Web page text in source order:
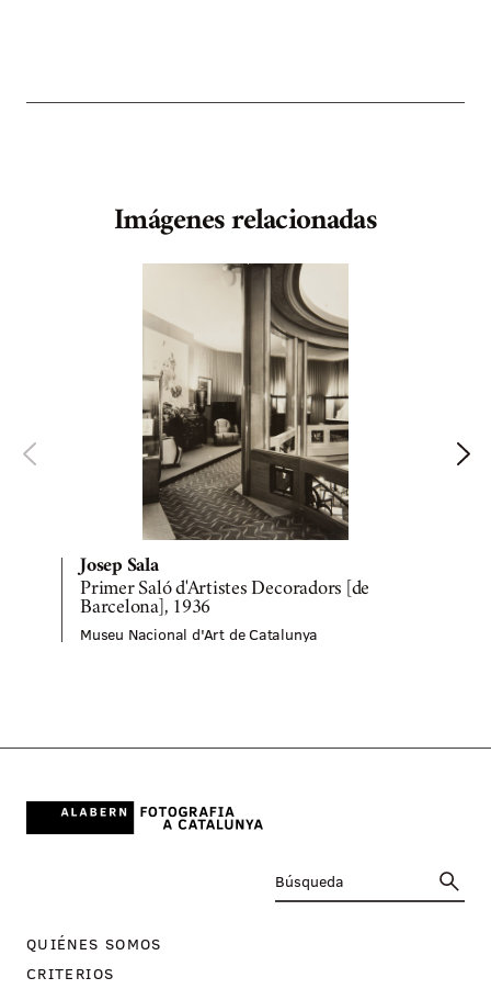
Imágenes relacionadas
Josep Sala
Primer Saló d'Artistes Decoradors [de
Barcelona], 1936
Museu Nacional d'Art de Catalunya
QUIÉNES SOMOS
CRITERIOS